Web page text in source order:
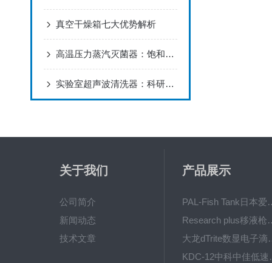
真空干燥箱七大优势解析
高温压力蒸汽灭菌器：饱和蒸汽穿透原理与脉动真空技术应用解析
实验室超声波清洗器：科研清洁的精密解决方案
关于我们
公司简介
新闻动态
技术文章
产品展示
PAL-Fish Tank
Research plus
大龙dTrite
KDC-